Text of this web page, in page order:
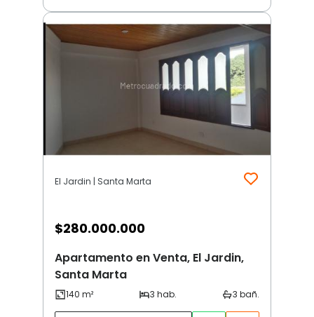
El Jardin | Santa Marta
$280.000.000
Apartamento en Venta, El Jardin,
Santa Marta